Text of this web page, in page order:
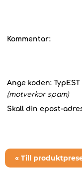
Kommentar:
Ange koden: TypEST
(motverkar spam)
Skall din epost-
« Till